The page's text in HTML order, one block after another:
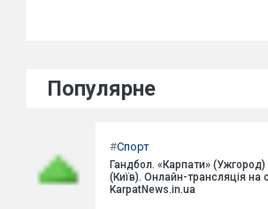
Популярне
#Спорт
Гандбол. «Карпати»
(Київ). Онлайн-трансляція на
KarpatNews.in.ua